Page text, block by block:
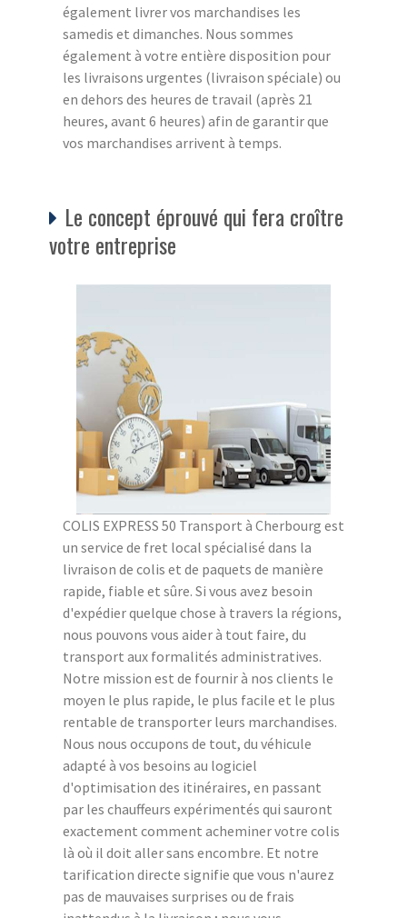
également livrer vos marchandises les
samedis et dimanches. Nous sommes
également à votre entière disposition pour
les livraisons urgentes (livraison spéciale) ou
en dehors des heures de travail (après 21
heures, avant 6 heures) afin de garantir que
vos marchandises arrivent à temps.
Le concept éprouvé qui fera croître
votre entreprise
COLIS EXPRESS 50 Transport à Cherbourg est
un service de fret local spécialisé dans la
livraison de colis et de paquets de manière
rapide, fiable et sûre. Si vous avez besoin
d'expédier quelque chose à travers la régions,
nous pouvons vous aider à tout faire, du
transport aux formalités administratives.
Notre mission est de fournir à nos clients le
moyen le plus rapide, le plus facile et le plus
rentable de transporter leurs marchandises.
Nous nous occupons de tout, du véhicule
adapté à vos besoins au logiciel
d'optimisation des itinéraires, en passant
par les chauffeurs expérimentés qui sauront
exactement comment acheminer votre colis
là où il doit aller sans encombre. Et notre
tarification directe signifie que vous n'aurez
pas de mauvaises surprises ou de frais